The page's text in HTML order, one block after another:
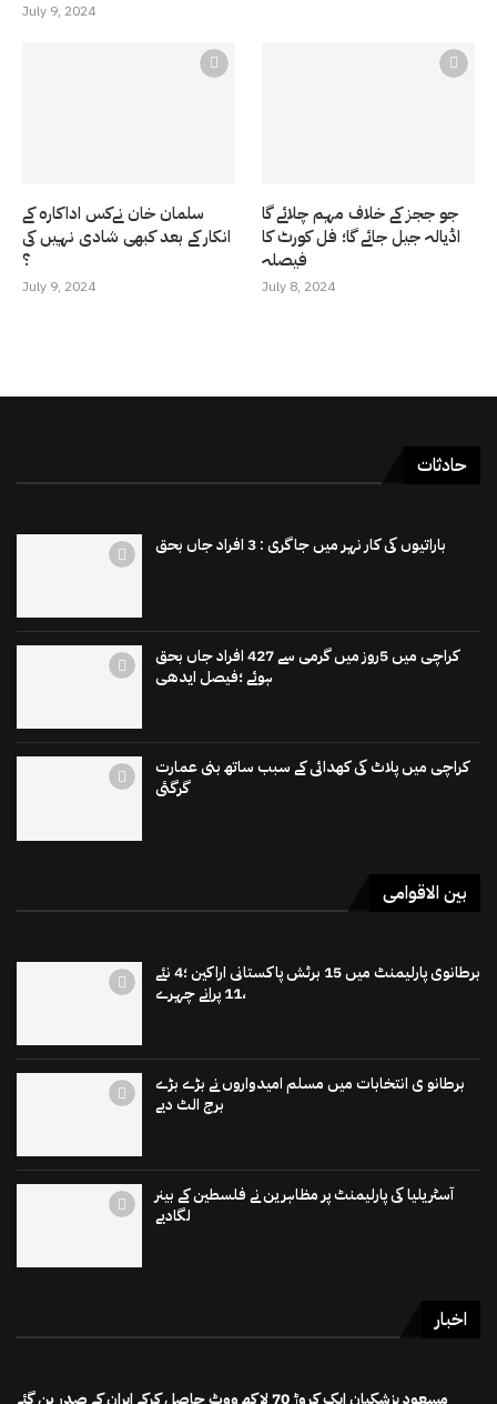
July 9, 2024
سلمان خان نےکس اداکارہ کے
انکار کے بعد کبھی شادی نہیں کی
؟
July 9, 2024
جو ججز کے خلاف مہم چلائے گا
اڈیالہ جیل جائے گا؛ فل کورٹ کا
فیصلہ
July 8, 2024
حادثات
باراتیوں کی کار نہر میں جاگری : 3 افراد جاں بحق
کراچی میں 5روز میں گرمی سے 427 افراد جاں بحق
ہوئے ؛فیصل ایدھی
کراچی میں پلاٹ کی کھدائی کے سبب ساتھ بنی عمارت
گرگئی
بین الاقوامی
برطانوی پارلیمنٹ میں 15 برٹش پاکستانی اراکین ؛4 نئے
،11 پرانے چہرے
برطانو ی انتخابات میں مسلم امیدواروں نے بڑے بڑے
برج الٹ دیے
آسٹریلیا کی پارلیمنٹ پر مظاہرین نے فلسطین کے بینر
لگادیے
اخبار